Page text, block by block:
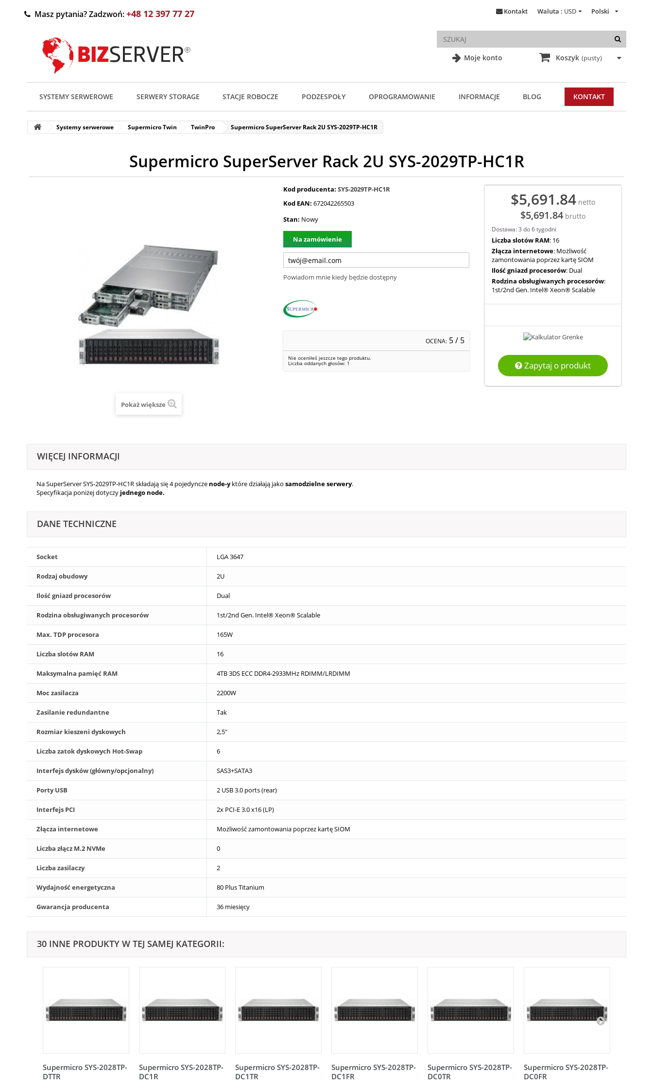
Moje konto
Polski
Waluta : USD
Kontakt
Masz pytania? Zadzwoń:+48 12 397 77 27
Koszyk (pusty)
SYSTEMY SERWEROWE SERWERY STORAGE STACJE ROBOCZE PODZESPOŁY OPROGRAMOWANIE INFORMACJE BLOG KONTAKT
Systemy serwerowe Supermicro Twin TwinPro Supermicro SuperServer Rack 2U SYS-2029TP-HC1R
Supermicro SuperServer Rack 2U SYS-2029TP-HC1R
Pokaż większe
Kod producenta: SYS-2029TP-HC1R
Kod EAN: 672042265503
Stan: Nowy
Na zamówienie
Powiadom mnie kiedy będzie dostępny
OCENA: 5/ 5
Nie oceniłeś jeszcze tego produktu.
Liczba oddanych głosów: 1
$5,691.84 netto
$5,691.84 brutto
Dostawa: 3 do 6 tygodni
Liczba slotów RAM: 16
Złącza internetowe: Możliwość
zamontowania poprzez kartę SIOM
Ilość gniazd procesorów: Dual
Rodzina obsługiwanych procesorów:
1st/2nd Gen. Intel® Xeon® Scalable
Zapytaj o produkt
WIĘCEJ INFORMACJI
Na SuperServer SYS-2029TP-HC1R składają się 4 pojedyncze node-yktóre działają jako samodzielne serwery.
Specyfikacja poniżej dotyczy jednego node.
DANE TECHNICZNE
Socket LGA 3647
Rodzaj obudowy 2U
Ilość gniazd procesorów Dual
Rodzina obsługiwanych procesorów 1st/2nd Gen. Intel® Xeon® Scalable
Max. TDP procesora 165W
Liczba slotów RAM 16
Maksymalna pamięć RAM 4TB 3DS ECC DDR4-2933MHz RDIMM/LRDIMM
Moc zasilacza 2200W
Zasilanie redundantne Tak
Rozmiar kieszeni dyskowych 2,5"
Liczba zatok dyskowych Hot-Swap 6
Interfejs dysków (główny/opcjonalny) SAS3+SATA3
Porty USB 2 USB 3.0 ports (rear)
Interfejs PCI 2x PCI-E 3.0 x16 (LP)
Złącza internetowe Możliwość zamontowania poprzez kartę SIOM
Liczba złącz M.2 NVMe 0
Liczba zasilaczy 2
Wydajność energetyczna 80 Plus Titanium
Gwarancja producenta 36 miesięcy
30 INNE PRODUKTY W TEJ SAMEJ KATEGORII:
Supermicro SYS-2028TP-
DTTR
Supermicro SYS-2028TP-
DC1R
Supermicro SYS-2028TP-
DC1TR
Supermicro SYS-2028TP-
DC1FR
Supermicro SYS-2028TP-
DC0TR
Supermicro SYS-2028TP-
DC0FR